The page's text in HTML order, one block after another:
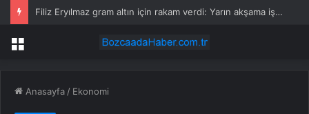
Filiz Eryılmaz gram altın için rakam verdi: Yarın akşama işaret etti
Menü
Anasayfa / Ekonomi